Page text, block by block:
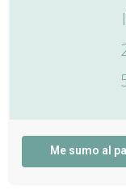
Me sumo al